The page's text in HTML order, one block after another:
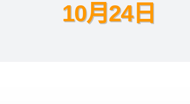
10月24日